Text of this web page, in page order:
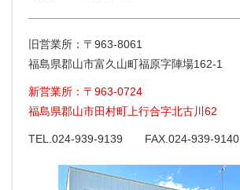
旧営業所：〒963-8061
福島県郡山市富久山町福原字陣場162-1
新営業所：〒963-0724
福島県郡山市田村町上行合字北古川62
TEL.024-939-9139 FAX.024-939-9140